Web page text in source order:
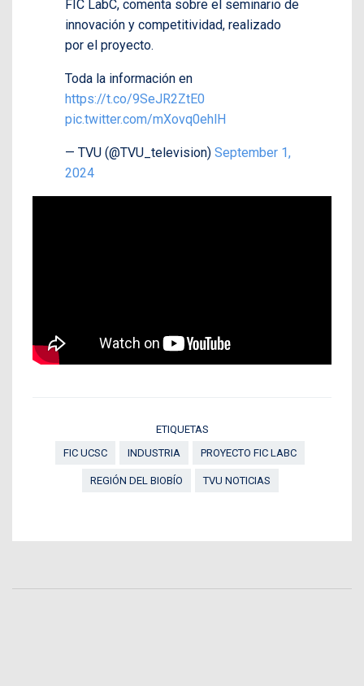
FIC LabC, comenta sobre el seminario de
innovación y competitividad, realizado
por el proyecto.
Toda la información en
https://t.co/9SeJR2ZtE0
pic.twitter.com/mXovq0ehlH
— TVU (@TVU_television) September 1,
2024
ETIQUETAS
FIC UCSC
INDUSTRIA PROYECTO FIC LABC
REGIÓN DEL BIOBÍO TVU NOTICIAS